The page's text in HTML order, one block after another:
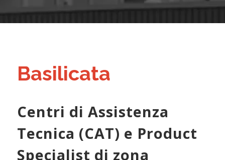
Basilicata
Centri di Assistenza
Tecnica (CAT) e Product
Specialist di zona